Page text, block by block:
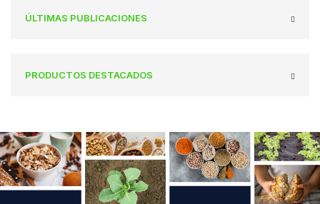
ÚLTIMAS PUBLICACIONES
PRODUCTOS DESTACADOS